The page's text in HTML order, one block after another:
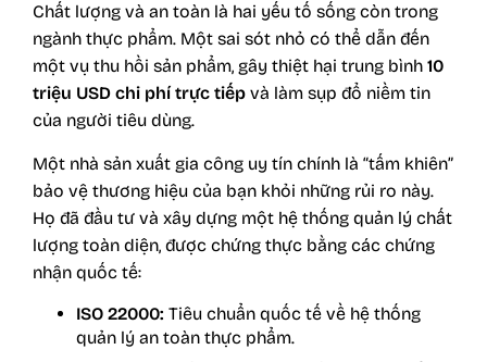
Chất lượng và an toàn là hai yếu tố sống còn trong
ngành thực phẩm. Một sai sót nhỏ có thể dẫn đến
một vụ thu hồi sản phẩm, gây thiệt hại trung bình 10
triệu USD chi phí trực tiếp và làm sụp đổ niềm tin
của người tiêu dùng.
Một nhà sản xuất gia công uy tín chính là “tấm khiên”
bảo vệ thương hiệu của bạn khỏi những rủi ro này.
Họ đã đầu tư và xây dựng một hệ thống quản lý chất
lượng toàn diện, được chứng thực bằng các chứng
nhận quốc tế:
ISO 22000: Tiêu chuẩn quốc tế về hệ thống
quản lý an toàn thực phẩm.